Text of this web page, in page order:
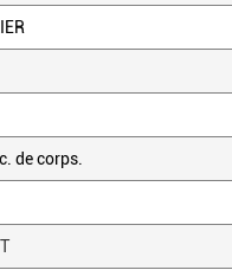
de corps.